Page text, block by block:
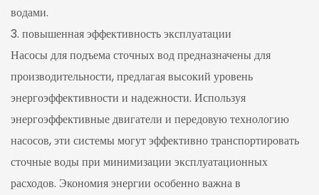
водами.
3. повышенная эффективность эксплуатации
Насосы для подъема сточных вод предназначены для
производительности, предлагая высокий уровень
энергоэффективности и надежности. Используя
энергоэффективные двигатели и передовую технологию
насосов, эти системы могут эффективно транспортировать
сточные воды при минимизации эксплуатационных
расходов. Экономия энергии особенно важна в